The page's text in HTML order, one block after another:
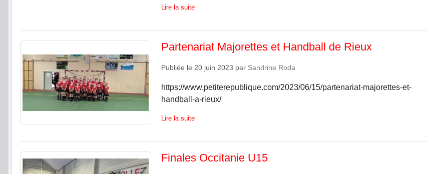
Lire la suite
Partenariat Majorettes et Handball de Rieux
Publiée le 20 juin 2023 par Sandrine Roda
https://www.petiterepublique.com/2023/06/15/partenariat-majorettes-et-
handball-a-rieux/
Lire la suite
Finales Occitanie U15